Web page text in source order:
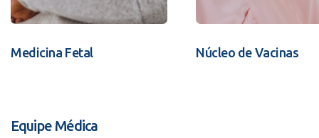
Medicina Fetal Núcleo de Vacinas
Equipe Médica